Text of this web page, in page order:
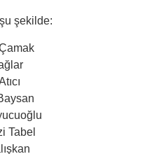
şekilde:
Tabel